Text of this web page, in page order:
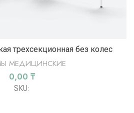
трехсекционная без колес
МЕДИЦИНСКИЕ
0,00 ₸
SKU: